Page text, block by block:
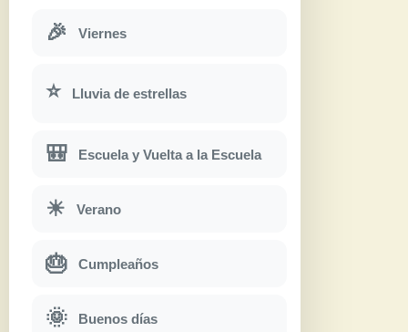
🎉 Viernes
⭐ Lluvia de estrellas
🎒 Escuela y Vuelta a la Escuela
☀ Verano
🎂 Cumpleaños
🌞 Buenos días